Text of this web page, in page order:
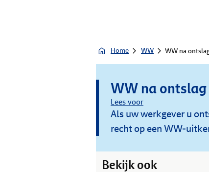
Home WW WW na
WW na ontslag
Lees voor
Als uw werkgever u
recht op een WW-
Bekijk ook